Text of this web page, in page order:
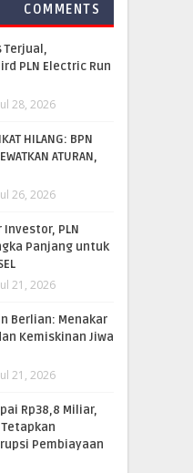
COMMENTS
Terjual,
PLN Electric Run
28, 2026
HILANG: BPN
ATURAN,
26, 2026
PLN
Panjang untuk
21, 2026
Berlian: Menakar
Kemiskinan Jiwa
21, 2026
Rp38,8 Miliar,
Pembiayaan